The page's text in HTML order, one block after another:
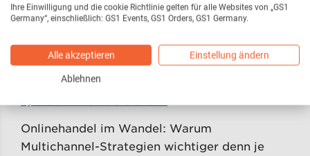
Tomaszewski, Co-Founder & Managing
Visionen im E-Commerce.
Multichannel: Onlinegeschäft wächs
Onlinehandel im Wandel: Warum
Multichannel-Strategien wichtiger denn je
Ihre Einwilligung und die cookie Richtlinie gelten für alle Websites von „GS1
Germany“, einschließlich: GS1 Events, GS1 Orders, GS1 Germany.
Alle akzeptieren Einstellung ändern
Ablehnen